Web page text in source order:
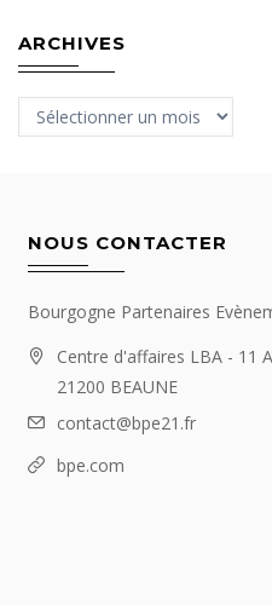
ARCHIVES
Archives
NOUS CONTACTER
Bourgogne Partenaires
Centre d'affaires LBA - 11
21200 BEAUNE
contact@bpe21.fr
bpe.com